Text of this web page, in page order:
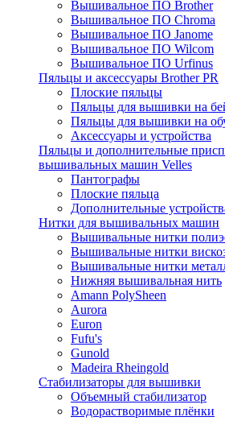
Вышивальное ПО Brother
Вышивальное ПО Chroma
Вышивальное ПО Janome
Вышивальное ПО Wilcom
Вышивальное ПО Urfinus
Пяльцы и аксессуары Brother PR
Плоские пяльцы
Пяльцы для вышивки на
Пяльцы для вышивки на
Аксессуары и устройства
Пяльцы и дополнительные
вышивальных машин Velles
Пантографы
Плоские пяльца
Дополнительные
Нитки для вышивальных машин
Вышивальные нитки
Вышивальные нитки
Вышивальные нитки
Нижняя вышивальная нить
Amann PolySheen
Aurora
Euron
Fufu's
Gunold
Madeira Rheingold
Стабилизаторы для вышивки
Объемный стабилизатор
Водорастворимые плёнки